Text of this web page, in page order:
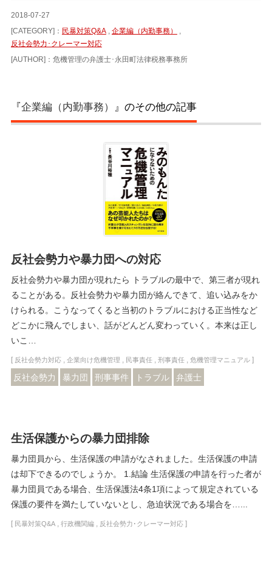
2018-07-27
[CATEGORY]： 民暴対策Q&A 企業編（内勤事務）
反社会勢力･クレーマー対応
[AUTHOR]：危機管理の弁護士･永田町法律税務事務所
『企業編（内勤事務） 』のその他の記事
反社会勢力や暴力団への対応
反社会勢力や暴力団が現れたら トラブルの最中で、第三者が現れ
ることがある。反社会勢力や暴力団が絡んできて、追い込みをか
けられる。こうなってくると当初のトラブルにおける正当性など
どこかに飛んでしまい、話がどんどん変わっていく。本来は正し
いこ…
[ 反社会勢力対応, 企業向け危機管理 , 民事責任, 刑事責任, 危機管理マニュアル]
反社会勢力 暴力団 刑事事件 トラブル 弁護士
生活保護からの暴力団排除
暴力団員から、生活保護の申請がなされました。生活保護の申請
は却下できるのでしょうか。 1.結論 生活保護の申請を行った者が
暴力団員である場合、生活保護法4条1項によって規定されている
保護の要件を満たしていないとし、急迫状況である場合を…...
[ 民暴対策Q&A, 行政機関編, 反社会勢力･クレーマー対応]